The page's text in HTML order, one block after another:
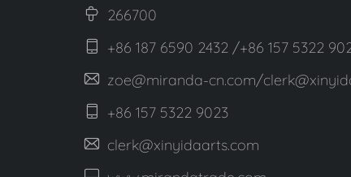
266700
+86 187 6590 2432 /+86 157 5322
zoe@miranda-cn.com/
+86 157 5322 9023
clerk@xinyidaarts.com